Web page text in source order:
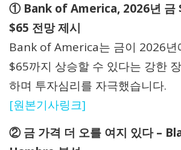
① Bank of America, 2026년 금
$65 전망 제시
Bank of America는 금이 2026년
$65까지 상승할 수 있다는 강한
하며 투자심리를 자극했습니다.
[원본기사링크]
② 금 가격 더 오를 여지 있다 –